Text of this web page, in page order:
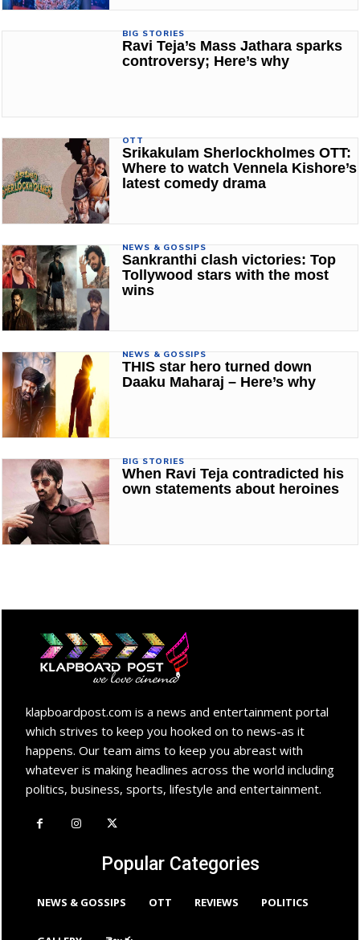
BIG STORIES
Ravi Teja’s Mass Jathara sparks
controversy; Here’s why
OTT
Srikakulam Sherlockholmes OTT:
Where to watch Vennela Kishore’s
latest comedy drama
NEWS & GOSSIPS
Sankranthi clash victories: Top
Tollywood stars with the most
wins
NEWS & GOSSIPS
THIS star hero turned down
Daaku Maharaj – Here’s why
BIG STORIES
When Ravi Teja contradicted his
own statements about heroines
klapboardpost.com is a news and entertainment portal
which strives to keep you hooked on to news-as it
happens. Our team aims to keep you abreast with
whatever is making headlines across the world including
politics, business, sports, lifestyle and entertainment.
Popular Categories
NEWS & GOSSIPS OTT REVIEWS POLITICS